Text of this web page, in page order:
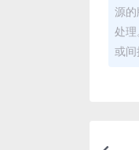
源
处
或间